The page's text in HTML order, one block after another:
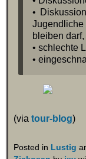
•
Jugendliche
bleiben darf,
• schlechte
•
(via tour-blog)
Posted in Lustig